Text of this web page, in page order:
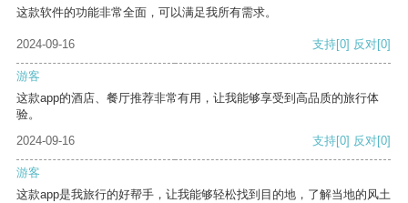
这款软件的功能非常全面，可以满足我所有需求。
2024-09-16 支持[0] 反对[0]
游客
这款app的酒店、餐厅推荐非常有用，让我能够享受到高品质的旅行体
验。
2024-09-16
支持[0] 反对[0]
游客
这款app是我旅行的好帮手，让我能够轻松找到目的地，了解当地的风土